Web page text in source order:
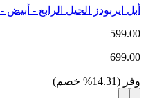
أبل ايربودز الجيل الرابع - أبيض - MXP63ZE/A
599.00
699.00
وفر (
14.31
% خصم)